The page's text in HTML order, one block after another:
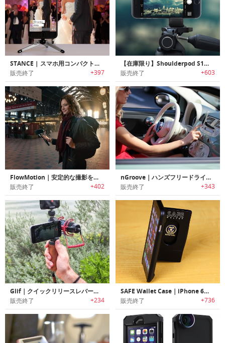
STANCE | スマホ用コンパクト三脚
販売終了 +397
【在庫限り】Shoulderpod S1｜プロフェッショナル用スマートフォングリップ「ショルダーポッドS1」
販売終了 +603
FlowMotion｜安定的な撮影を可能にするスマホ用スタビライザー「フローモーション」
販売終了 +402
nGroove｜ハンズフリードライブを可能にするモバイルデバイスマウント「エヌグルーブ」
販売終了 +343
Glif｜クイックリリースレバー搭載スマホ用三脚マウント「グリフ 」
販売終了 +234
SAFE Wallet Case｜iPhone 6用の万能セーフ・ウォレットケース
販売終了 +736